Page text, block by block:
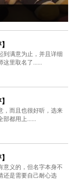
到满意为止，并且详细
这里取名了......
，而且也很好听，选来
部都用上......
意义的，但名字本身不
还是需要自己耐心选